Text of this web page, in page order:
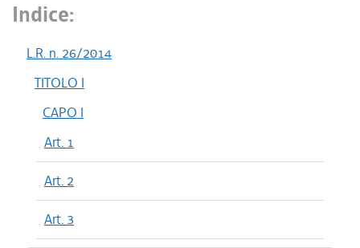
Indice:
L.R. n. 26/2014
TITOLO I
CAPO I
Art. 1
Art. 2
Art. 3